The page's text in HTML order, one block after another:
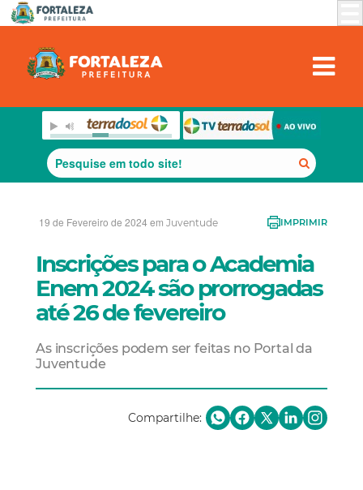
19 de Fevereiro de 2024 em Juventude IMPRIMIR
Inscrições para o Academia
Enem 2024 são prorrogadas
até 26 de fevereiro
As inscrições podem ser feitas no Portal da
Juventude
Compartilhe: